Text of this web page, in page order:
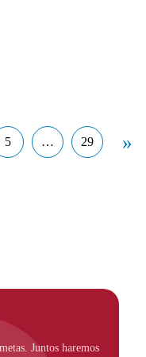
- Ir página
5 …
- Ir página
29 »
Juntos haremos